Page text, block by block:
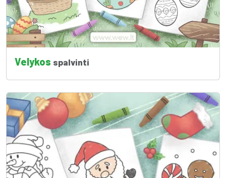
Velykos spalvinti